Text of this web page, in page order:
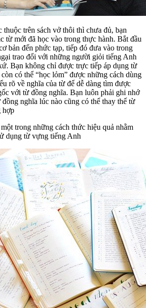
trên sách vở thôi thì chưa đủ, bạn
từ mới đã học vào trong thực hành. Bắt đầu
bản đến phức tạp, tiếp đó đưa vào trong
trao đổi với những người giỏi tiếng Anh
Bạn không chỉ được trực tiếp áp dụng từ
có thể “học lỏm” được những cách dùng
rõ về nghĩa của từ để dễ dàng tìm được
với từ đồng nghĩa. Bạn luôn phải ghi nhớ
nghĩa lúc nào cũng có thể thay thế từ
hợp
trong những cách thức hiệu quả nhằm
dụng từ vựng tiếng Anh